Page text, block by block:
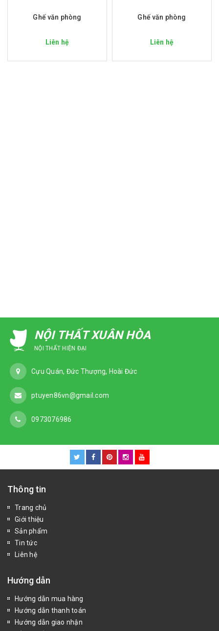
Ghế văn phòng
Liên hệ
Ghế văn phòng
Liên hệ
NỘI THẤT XUÂN HÒA
NỘI THẤT HIỆN ĐẠI
Cựu Quán, Đức Thượng, Hoài Đức
ptuyen86vn@gmail.com
0973076986
Thông tin
Trang chủ
Giới thiệu
Sản phẩm
Tin tức
Liên hệ
Hướng dẫn
Hướng dẫn mua hàng
Hướng dẫn thanh toán
Hướng dẫn giao nhận